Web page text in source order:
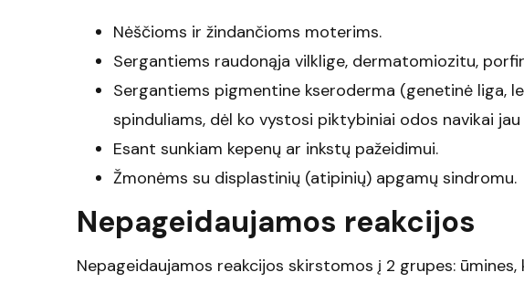
Nėščioms ir žindančioms moterims.
Sergantiems raudonąja vilklige, dermatomiozitu,
Sergantiems pigmentine kseroderma (genetinė liga,
spinduliams, dėl ko vystosi piktybiniai odos navikai
Esant sunkiam kepenų ar inkstų pažeidimui.
Žmonėms su displastinių (atipinių) apgamų sindromu.
Nepageidaujamos reakcijos
Nepageidaujamos reakcijos skirstomos į 2 grupes: